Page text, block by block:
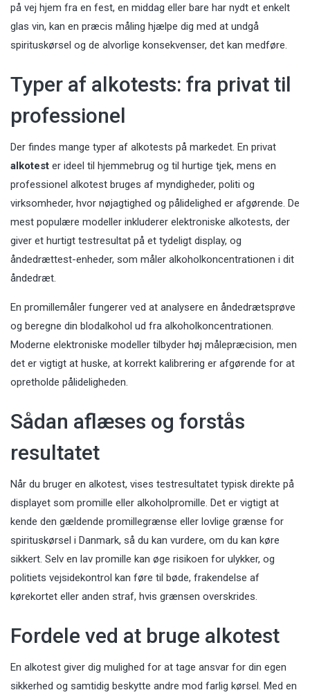
på vej hjem fra en fest, en middag eller bare har nydt et enkelt
glas vin, kan en præcis måling hjælpe dig med at undgå
spirituskørsel og de alvorlige konsekvenser, det kan medføre.
Typer af alkotests: fra privat til
professionel
Der findes mange typer af alkotests på markedet. En privat
alkotest er ideel til hjemmebrug og til hurtige tjek, mens en
professionel alkotest bruges af myndigheder, politi og
virksomheder, hvor nøjagtighed og pålidelighed er afgørende. De
mest populære modeller inkluderer elektroniske alkotests, der
giver et hurtigt testresultat på et tydeligt display, og
åndedrættest-enheder, som måler alkoholkoncentrationen i dit
åndedræt.
En promillemåler fungerer ved at analysere en åndedrætsprøve
og beregne din blodalkohol ud fra alkoholkoncentrationen.
Moderne elektroniske modeller tilbyder høj målepræcision, men
det er vigtigt at huske, at korrekt kalibrering er afgørende for at
opretholde pålideligheden.
Sådan aflæses og forstås
resultatet
Når du bruger en alkotest, vises testresultatet typisk direkte på
displayet som promille eller alkoholpromille. Det er vigtigt at
kende den gældende promillegrænse eller lovlige grænse for
spirituskørsel i Danmark, så du kan vurdere, om du kan køre
sikkert. Selv en lav promille kan øge risikoen for ulykker, og
politiets vejsidekontrol kan føre til bøde, frakendelse af
kørekortet eller anden straf, hvis grænsen overskrides.
Fordele ved at bruge alkotest
En alkotest giver dig mulighed for at tage ansvar for din egen
sikkerhed og samtidig beskytte andre mod farlig kørsel. Med en